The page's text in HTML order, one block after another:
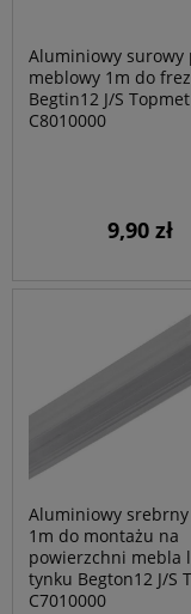
Aluminiowy surowy
meblowy 1m do
Begtin12 J/S Topmet
C8010000
9,90 zł
Aluminiowy
1m do montażu na
powierzchni mebla
tynku Begton12 J/S
C7010000